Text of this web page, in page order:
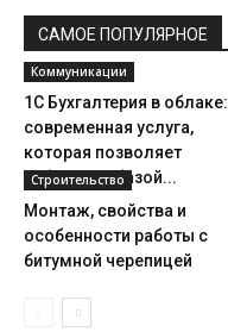
САМОЕ ПОПУЛЯРНОЕ
Коммуникации
1С Бухгалтерия в облаке:
современная услуга,
которая позволяет
работать с базой...
Строительство
Монтаж, свойства и
особенности работы с
битумной черепицей